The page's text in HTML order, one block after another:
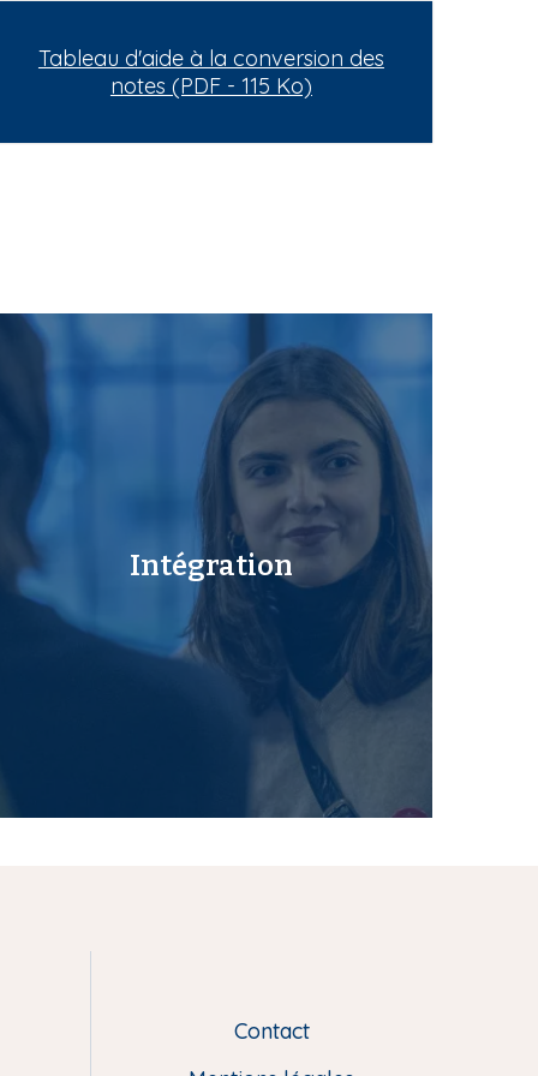
Tableau d'aide à la conversion des
notes (PDF - 115 Ko)
Intégration
Contact